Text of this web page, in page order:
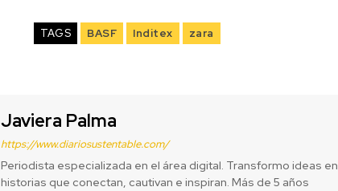
TAGS BASF Inditex zara
Javiera Palma
https://www.diariosustentable.com/
Periodista especializada en el área digital. Transformo ideas en
historias que conectan, cautivan e inspiran. Más de 5 años